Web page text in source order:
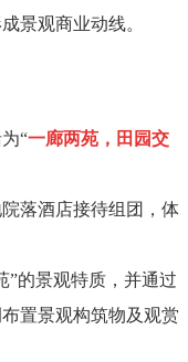
景观商业动线。
“一廊两苑，田园交
落酒店接待组团，体
”的景观特质，并通过
置景观构筑物及观赏